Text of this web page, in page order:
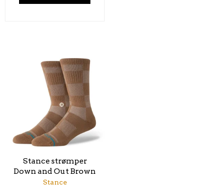
Stance strømper
Down and Out Brown
Stance